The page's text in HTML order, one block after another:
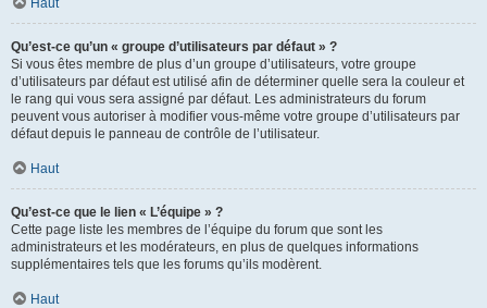
Haut
Qu’est-ce qu’un « groupe d’utilisateurs par défaut » ?
Si vous êtes membre de plus d’un groupe d’utilisateurs, votre groupe
d’utilisateurs par défaut est utilisé afin de déterminer quelle sera la couleur et
le rang qui vous sera assigné par défaut. Les administrateurs du forum
peuvent vous autoriser à modifier vous-même votre groupe d’utilisateurs par
défaut depuis le panneau de contrôle de l’utilisateur.
Haut
Qu’est-ce que le lien « L’équipe » ?
Cette page liste les membres de l’équipe du forum que sont les
administrateurs et les modérateurs, en plus de quelques informations
supplémentaires tels que les forums qu’ils modèrent.
Haut